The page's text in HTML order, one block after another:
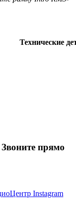
Технические
Звоните прямо